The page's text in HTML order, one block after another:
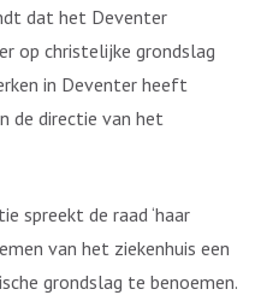
dat het Deventer
op christelijke grondslag
in Deventer heeft
de directie van het
spreekt de raad ‘haar
van het ziekenhuis een
grondslag te benoemen.